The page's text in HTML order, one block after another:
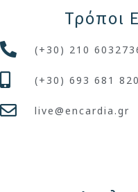
Τρόποι
(+30) 210
(+30) 693 681
live@encardia.gr